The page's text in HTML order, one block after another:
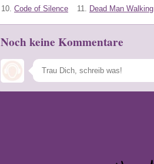
10. Code of Silence 11. Dead Man Walking
Noch keine Kommentare